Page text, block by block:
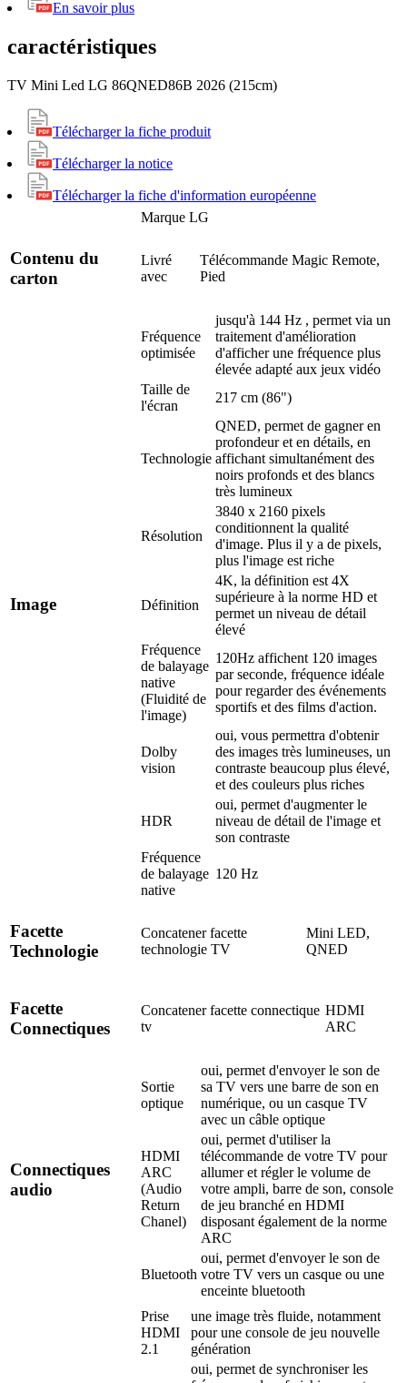
En savoir plus
caractéristiques
TV Mini Led LG 86QNED86B 2026 (215cm)
Télécharger la fiche produit
Télécharger la notice
Télécharger la fiche d'information européenne
Marque LG
Contenu du
carton
Livré
avec
Télécommande Magic Remote,
Pied
Image
Fréquence
optimisée
jusqu'à 144 Hz , permet via un
traitement d'amélioration
d'afficher une fréquence plus
élevée adapté aux jeux vidéo
Taille de
l'écran
217 cm (86")
Technologie
QNED, permet de gagner en
profondeur et en détails, en
affichant simultanément des
noirs profonds et des blancs
très lumineux
Résolution
3840 x 2160 pixels
conditionnent la qualité
d'image. Plus il y a de pixels,
plus l'image est riche
Définition
4K, la définition est 4X
supérieure à la norme HD et
permet un niveau de détail
élevé
Fréquence
de balayage
native
(Fluidité de
l'image)
120Hz affichent 120 images
par seconde, fréquence idéale
pour regarder des événements
sportifs et des films d'action.
Dolby
vision
oui, vous permettra d'obtenir
des images très lumineuses, un
contraste beaucoup plus élevé,
et des couleurs plus riches
HDR
oui, permet d'augmenter le
niveau de détail de l'image et
son contraste
Fréquence
de balayage
native
120 Hz
Facette
Technologie
Concatener facette
technologie TV
Mini LED,
QNED
Facette
Connectiques
Concatener facette connectique
tv
HDMI
ARC
Connectiques
audio
Sortie
optique
oui, permet d'envoyer le son de
sa TV vers une barre de son en
numérique, ou un casque TV
avec un câble optique
HDMI
ARC
(Audio
Return
Chanel)
oui, permet d'utiliser la
télécommande de votre TV pour
allumer et régler le volume de
votre ampli, barre de son, console
de jeu branché en HDMI
disposant également de la norme
ARC
Bluetooth
oui, permet d'envoyer le son de
votre TV vers un casque ou une
enceinte bluetooth
Prise
HDMI
2.1
une image très fluide, notamment
pour une console de jeu nouvelle
génération
oui, permet de synchroniser les